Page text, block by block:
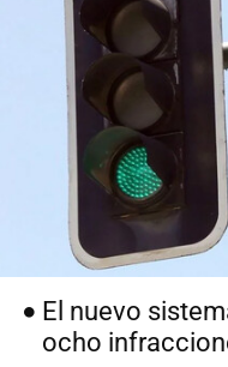
El nuevo
ocho